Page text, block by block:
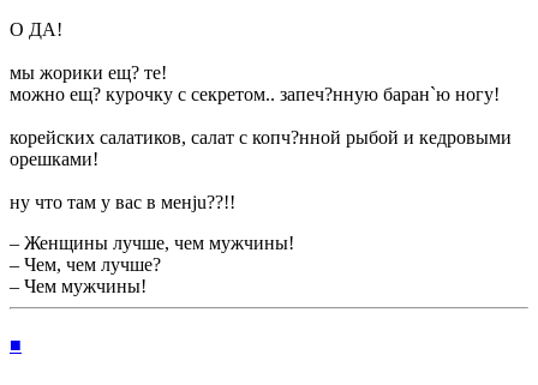
О ДА!
мы жорики ещ? те!
можно ещ? курочку с секретом.. запеч?нную баран`ю ногу!
корейских салатиков, салат с копч?нной рыбой и кедровыми
орешками!
ну что там у вас в менju??!!
– Женщины лучше, чем мужчины!
– Чем, чем лучше?
– Чем мужчины!
■